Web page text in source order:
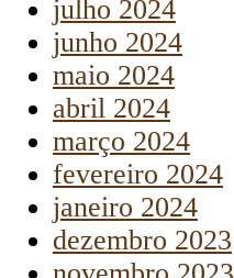
julho 2024
junho 2024
maio 2024
abril 2024
março 2024
fevereiro 2024
janeiro 2024
dezembro 2023